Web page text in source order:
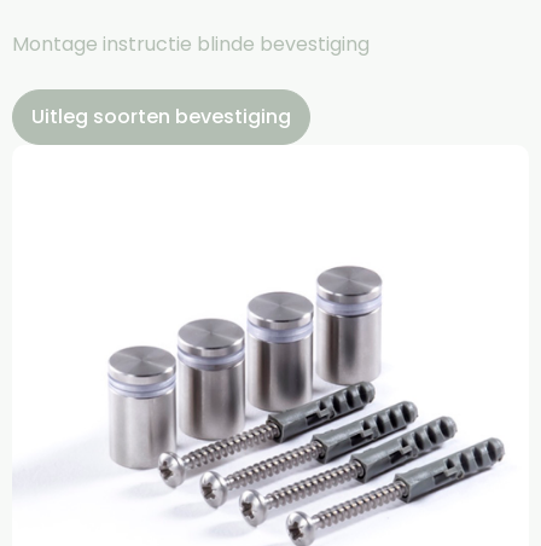
Montage instructie blinde bevestiging
Uitleg soorten bevestiging